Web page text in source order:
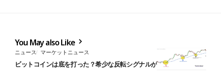
You May also Like
ニュース マーケットニュース
ビットコインは底を打った？希少な反転シグナルが3週間前に点灯